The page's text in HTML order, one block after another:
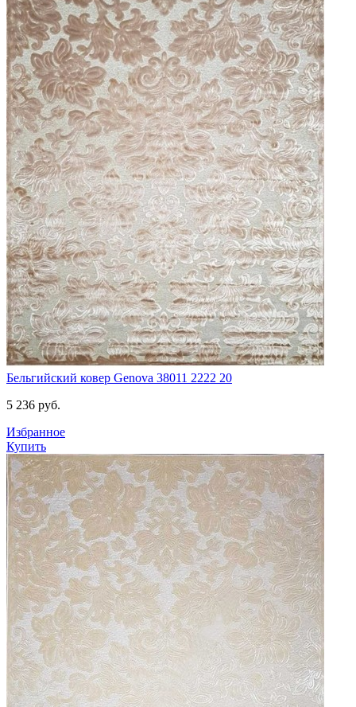
Бельгийский ковер Genova 38011 2222 20
5 236 руб.
Избранное
Купить